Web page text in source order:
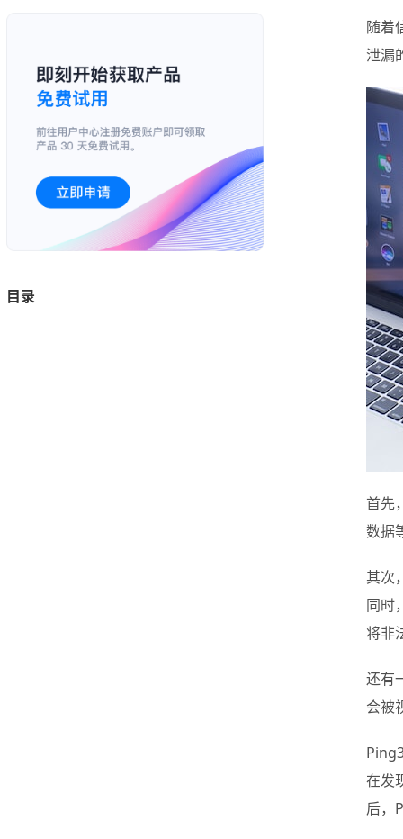
目录
随着
泄漏
首先
数据
其次
同时
将非
还有
会被
在发
后，